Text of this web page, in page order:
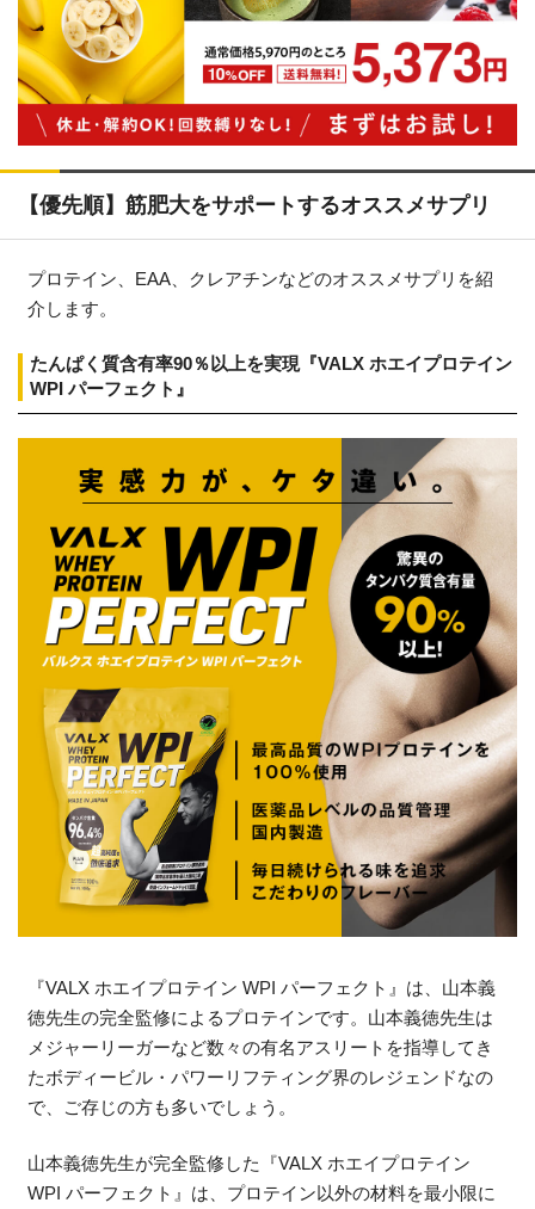
【優先順】筋肥大をサポートするオススメサプリ
プロテイン、EAA、クレアチンなどのオススメサプリを紹
介します。
たんぱく質含有率90％以上を実現『VALX ホエイプロテイン
WPI パーフェクト』
『VALX ホエイプロテイン WPI パーフェクト』は、山本義
徳先生の完全監修によるプロテインです。山本義徳先生は
メジャーリーガーなど数々の有名アスリートを指導してき
たボディービル・パワーリフティング界のレジェンドなの
で、ご存じの方も多いでしょう。
山本義徳先生が完全監修した『VALX ホエイプロテイン
WPI パーフェクト』は、プロテイン以外の材料を最小限に